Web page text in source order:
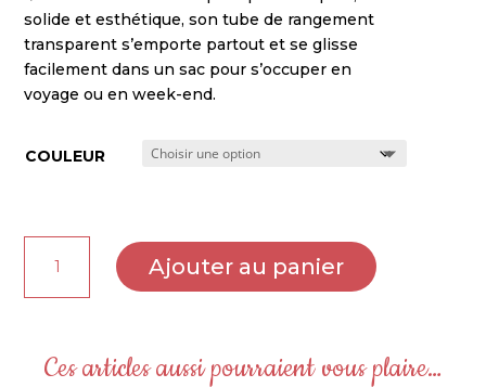
solide et esthétique, son tube de rangement
transparent s’emporte partout et se glisse
facilement dans un sac pour s’occuper en
voyage ou en week-end.
COULEUR
Tube
Ajouter au panier
Ces articles aussi pourraient vous plaire…